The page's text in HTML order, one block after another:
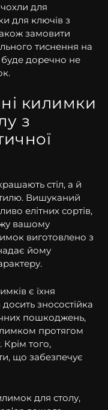
для
для ключів з
замовити
тиснення на
буде доречно не
килимки
з
стіл, а й
Вишуканий
елітних сортів,
вашому
виготовлено з
йому
є їхня
зносостійка
пошкоджень,
протягом
Крім того,
що забезпечує
для столу,